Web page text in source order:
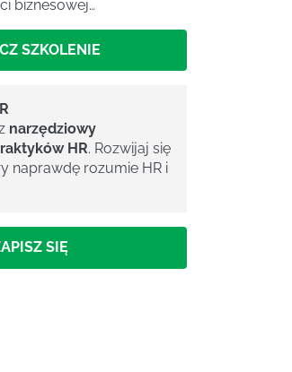
biznesowej…
SZKOLENIE
narzędziowy
HR. Rozwijaj się
naprawdę rozumie HR i
SIĘ